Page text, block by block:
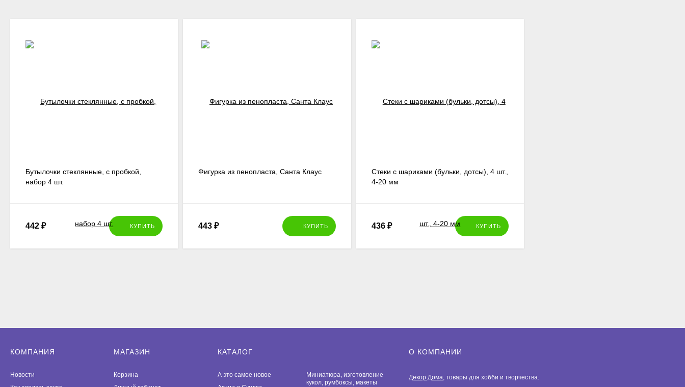
Бутылочки стеклянные, с пробкой,
набор 4 шт.
442 ₽ КУПИТЬ
Фигурка из пенопласта, Санта Клаус
443₽ КУПИТЬ
Стеки c шариками (бульки, дотсы), 4 шт.,
4-20 мм
436 ₽ КУПИТЬ
КОМПАНИЯ
Новости
МАГАЗИН
Корзина
КАТАЛОГ
А это самое новое
Миниатюра, изготовление
кукол, румбоксы, макеты
О КОМПАНИИ
Декор Дома, товары для хобби и творчества.